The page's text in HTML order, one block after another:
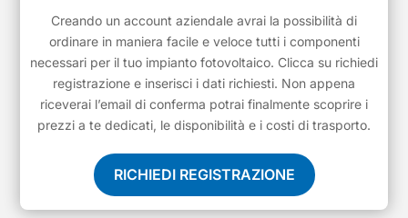
Creando un account aziendale avrai la possibilità di
ordinare in maniera facile e veloce tutti i componenti
necessari per il tuo impianto fotovoltaico. Clicca su richiedi
registrazione e inserisci i dati richiesti. Non appena
riceverai l’email di conferma potrai finalmente scoprire i
prezzi a te dedicati, le disponibilità e i costi di trasporto.
RICHIEDI REGISTRAZIONE